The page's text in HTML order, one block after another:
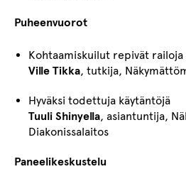
Puheenvuorot
Kohtaamiskuilut repivät railoja
Ville Tikka, tutkija,
Hyväksi todettuja käytäntöjä
Tuuli Shinyella, asiantuntija,
Diakonissalaitos
Paneelikeskustelu